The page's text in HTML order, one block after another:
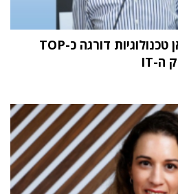
מחקר STKI השנתי: וואן טכנולוגיות דורגה כ-TOP